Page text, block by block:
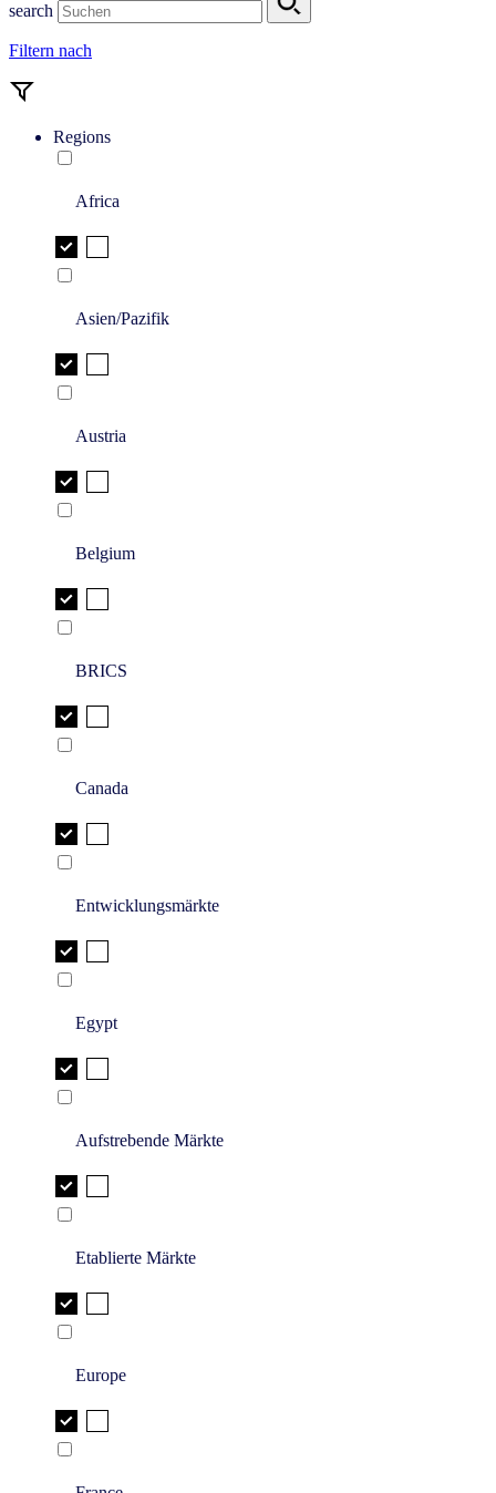
search
Filtern nach
Regions
Africa
Asien/Pazifik
Austria
Belgium
BRICS
Canada
Entwicklungsmärkte
Egypt
Aufstrebende Märkte
Etablierte Märkte
Europe